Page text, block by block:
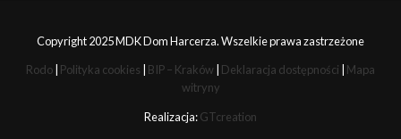
Copyright 2025 MDK Dom Harcerza. Wszelkie prawa zastrzeżone
Rodo Polityka cookies BIP – Kraków Deklaracja dostępności
Mapa
witryny
Realizacja:GTcreation